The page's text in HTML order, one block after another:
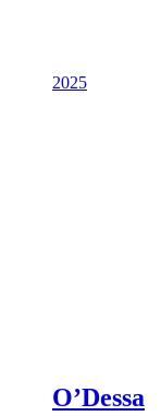
2025
O’Dessa